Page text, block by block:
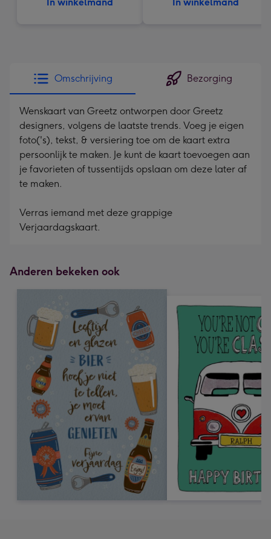
Omschrijving Bezorging
Wenskaart van Greetz ontworpen door Greetz
designers, volgens de laatste trends. Voeg je eigen
foto('s), tekst, & versiering toe om de kaart extra
persoonlijk te maken. Je kunt de kaart toevoegen aan
je favorieten of tussentijds opslaan om deze later af
te maken.
Verras iemand met deze grappige
Verjaardagskaart.
Anderen bekeken ook